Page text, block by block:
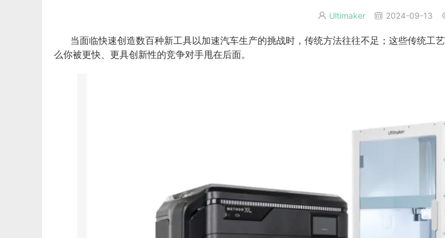
 Ultimaker  2024-09-13
当面临快速创造数百种新工具以加速汽车生产的挑战时，传统方法往往不足；这些传统工
么你被更快、更具创新性的竞争对手甩在后面。